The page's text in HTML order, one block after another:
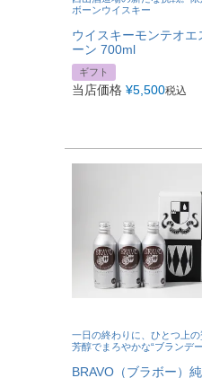
ボーンウイスキー
ウイスキーモンテオエ
ーン 700ml
ギフト
当店価格 ¥5,500税込
一日の終わりに、ひとつ上の
芳醇でまろやかな“ブランデ
BRAVO（ブラボー）